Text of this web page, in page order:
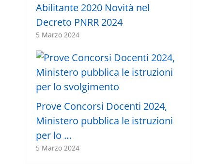
Abilitante 2020 Novità nel
Decreto PNRR 2024
5 Marzo 2024
Prove Concorsi Docenti 2024,
Ministero pubblica le istruzioni
per lo …
5 Marzo 2024